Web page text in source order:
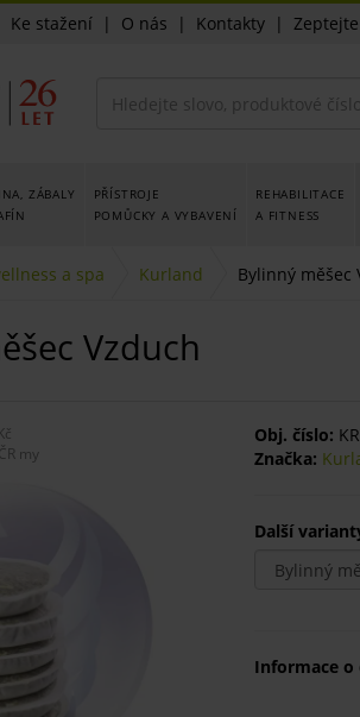
Ke stažení | O nás | Kontakty |
ZÁBALY
PŘÍSTROJE
POMŮCKY A VYBAVENÍ
REHABILITACE
A FITNESS
a spa Kurland Bylinný měšec
Vzduch
my
Obj. číslo:
Značka:
Další
Informace